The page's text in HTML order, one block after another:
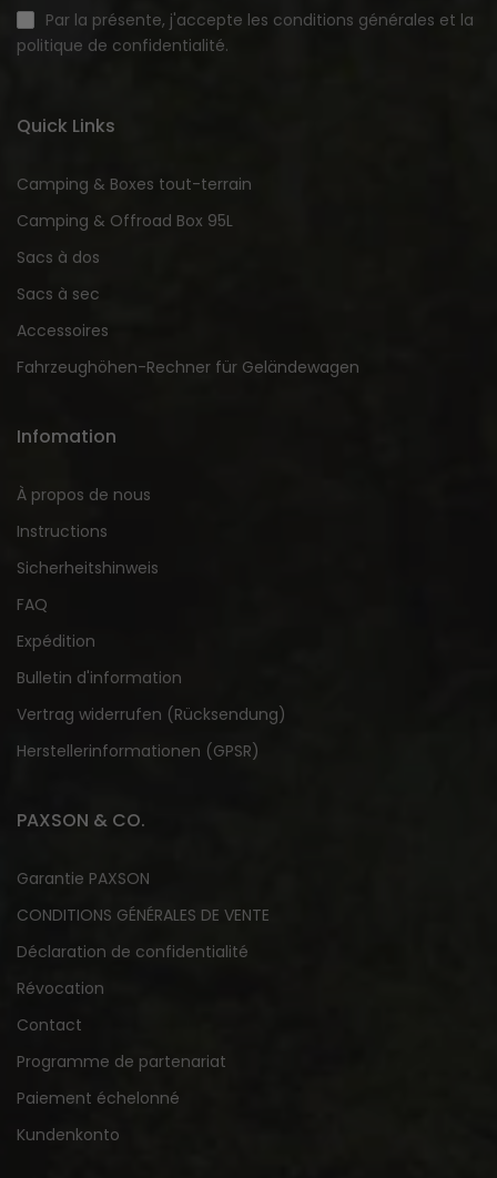
Par la présente, j'accepte les conditions générales et la
politique de confidentialité.
Quick Links
Camping & Boxes tout-terrain
Camping & Offroad Box 95L
Sacs à dos
Sacs à sec
Accessoires
Fahrzeughöhen-Rechner für Geländewagen
Infomation
À propos de nous
Instructions
Sicherheitshinweis
FAQ
Expédition
Bulletin d'information
Vertrag widerrufen (Rücksendung)
Herstellerinformationen (GPSR)
PAXSON & CO.
Garantie PAXSON
CONDITIONS GÉNÉRALES DE VENTE
Déclaration de confidentialité
Révocation
Contact
Programme de partenariat
Paiement échelonné
Kundenkonto